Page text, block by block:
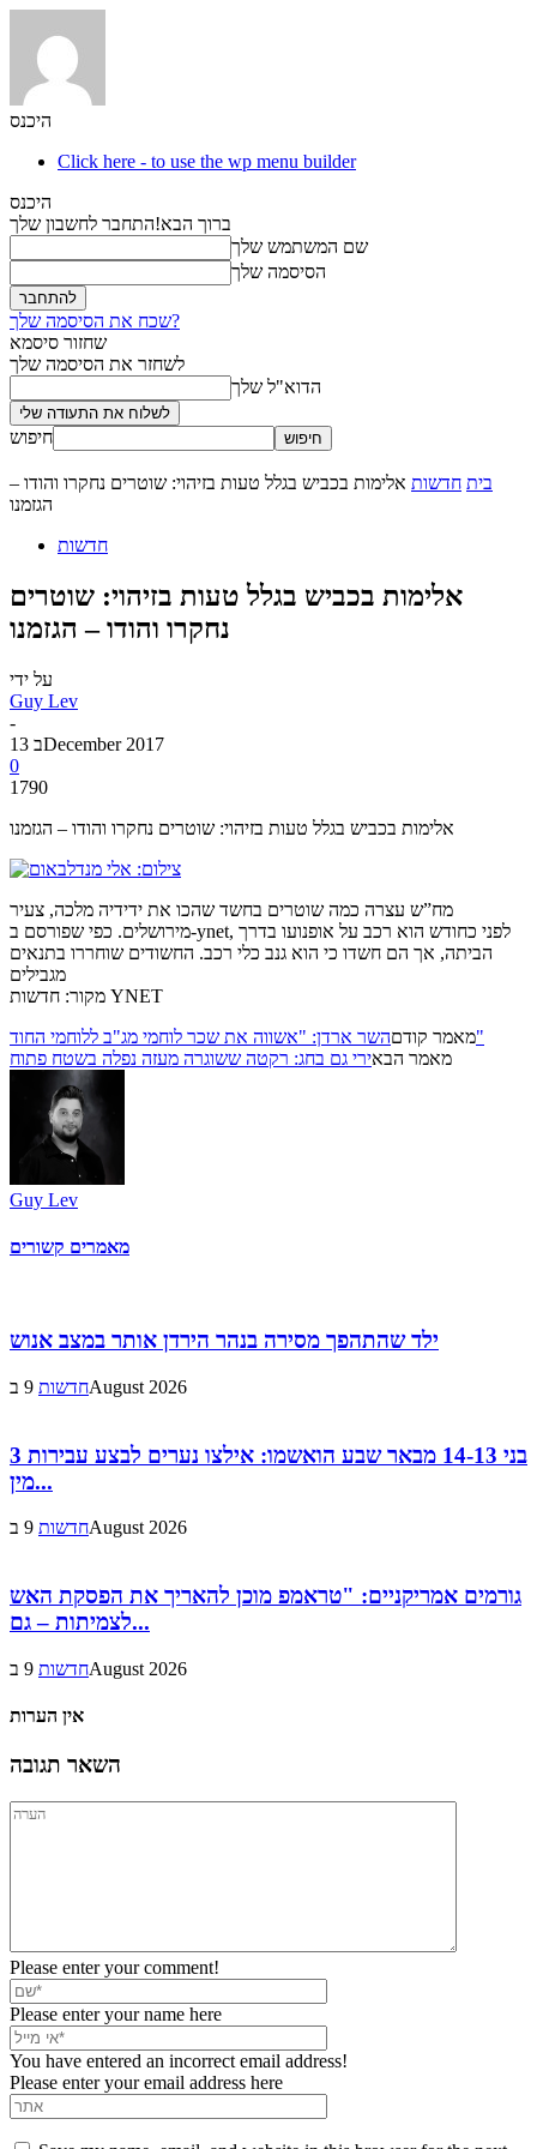
היכנס
Click here - to use the wp menu builder
היכנס
ברוך הבא!התחבר לחשבון שלך
שם המשתמש שלך
הסיסמה שלך
שכח את הסיסמה שלך?
שחזור סיסמא
לשחזר את הסיסמה שלך
הדוא"ל שלך
חיפוש
בית חדשות אלימות בכביש בגלל טעות בזיהוי: שוטרים נחקרו והודו –
הגזמנו
חדשות
אלימות בכביש בגלל טעות בזיהוי: שוטרים
נחקרו והודו – הגזמנו
על ידי
Guy Lev
-
13 בDecember 2017
0
1790
אלימות בכביש בגלל טעות בזיהוי: שוטרים נחקרו והודו – הגזמנו
מח”ש עצרה כמה שוטרים בחשד שהכו את ידידיה מלכה, צעיר
מירושלים. כפי שפורסם ב-ynet, לפני כחודש הוא רכב על אופנועו בדרך
הביתה, אך הם חשדו כי הוא גנב כלי רכב. החשודים שוחררו בתנאים
מגבילים
מקור: חדשות YNET
מאמר קודםהשר ארדן: "אשווה את שכר לוחמי מג"ב ללוחמי החוד"
מאמר הבאירי גם בחג: רקטה ששוגרה מעזה נפלה בשטח פתוח
Guy Lev
מאמרים קשורים
ילד שהתהפך מסירה בנהר הירדן אותר במצב אנוש
חדשות9 בAugust 2026
3 בני 14-13 מבאר שבע הואשמו: אילצו נערים לבצע עבירות
מין...
חדשות9 בAugust 2026
גורמים אמריקניים: "טראמפ מוכן להאריך את הפסקת האש
לצמיתות – גם...
חדשות9 בAugust 2026
אין הערות
השאר תגובה
Please enter your comment!
Please enter your name here
You have entered an incorrect email address!
Please enter your email address here